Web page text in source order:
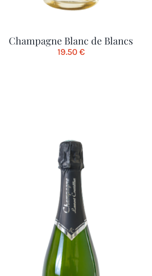
Champagne Blanc de Blancs
19.50 €